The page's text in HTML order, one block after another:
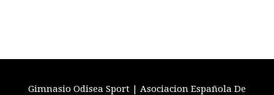
Gimnasio Odisea Sport | Asociacion Española De